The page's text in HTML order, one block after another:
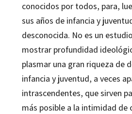
conocidos por todos, para,
sus años de infancia y
desconocida. No es un
mostrar profundidad
plasmar una gran riqueza de
infancia y juventud, a veces
intrascendentes, que sirven
más posible a la intimidad de